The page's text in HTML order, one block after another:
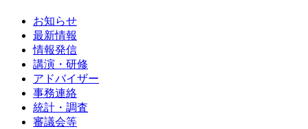
お知らせ
最新情報
情報発信
講演・研修
アドバイザー
事務連絡
統計・調査
審議会等